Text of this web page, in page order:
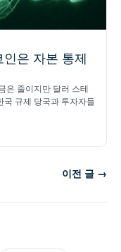
은 자본 통제
은 줄이지만 달러 스테
국 규제 당국과 투자자들
이전 글 →